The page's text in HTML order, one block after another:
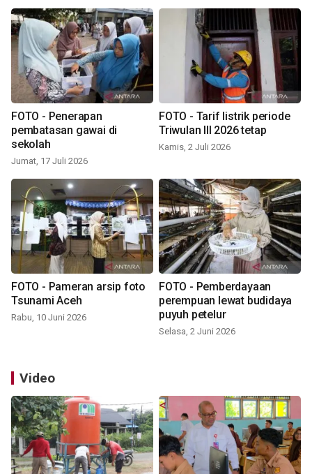
FOTO - Penerapan
pembatasan gawai di
sekolah
Jumat, 17 Juli 2026
FOTO - Tarif listrik periode
Triwulan III 2026 tetap
Kamis, 2 Juli 2026
FOTO - Pameran arsip foto
Tsunami Aceh
Rabu, 10 Juni 2026
FOTO - Pemberdayaan
perempuan lewat budidaya
puyuh petelur
Selasa, 2 Juni 2026
Video